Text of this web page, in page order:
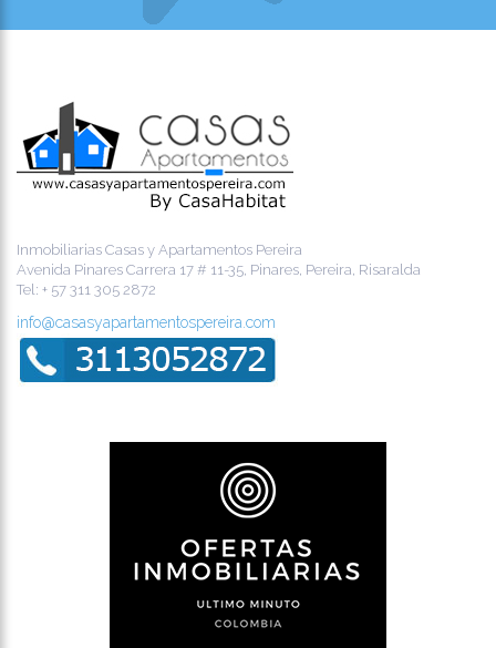
Inmobiliarias Casas y Apartamentos Pereira
Avenida Pinares Carrera 17 # 11-35, Pinares, Pereira, Risaralda
Tel: + 57 311 305 2872
info@casasyapartamentospereira.com